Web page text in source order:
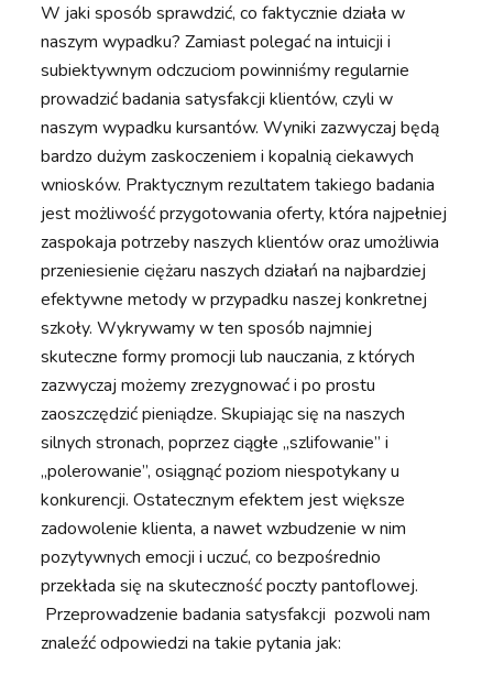
W jaki sposób sprawdzić, co faktycznie działa w
naszym wypadku? Zamiast polegać na intuicji i
subiektywnym odczuciom powinniśmy regularnie
prowadzić badania satysfakcji klientów, czyli w
naszym wypadku kursantów. Wyniki zazwyczaj będą
bardzo dużym zaskoczeniem i kopalnią ciekawych
wniosków. Praktycznym rezultatem takiego badania
jest możliwość przygotowania oferty, która najpełniej
zaspokaja potrzeby naszych klientów oraz umożliwia
przeniesienie ciężaru naszych działań na najbardziej
efektywne metody w przypadku naszej konkretnej
szkoły. Wykrywamy w ten sposób najmniej
skuteczne formy promocji lub nauczania, z których
zazwyczaj możemy zrezygnować i po prostu
zaoszczędzić pieniądze. Skupiając się na naszych
silnych stronach, poprzez ciągłe „szlifowanie” i
„polerowanie”, osiągnąć poziom niespotykany u
konkurencji. Ostatecznym efektem jest większe
zadowolenie klienta, a nawet wzbudzenie w nim
pozytywnych emocji i uczuć, co bezpośrednio
przekłada się na skuteczność poczty pantoflowej.
Przeprowadzenie badania satysfakcji pozwoli nam
znaleźć odpowiedzi na takie pytania jak: